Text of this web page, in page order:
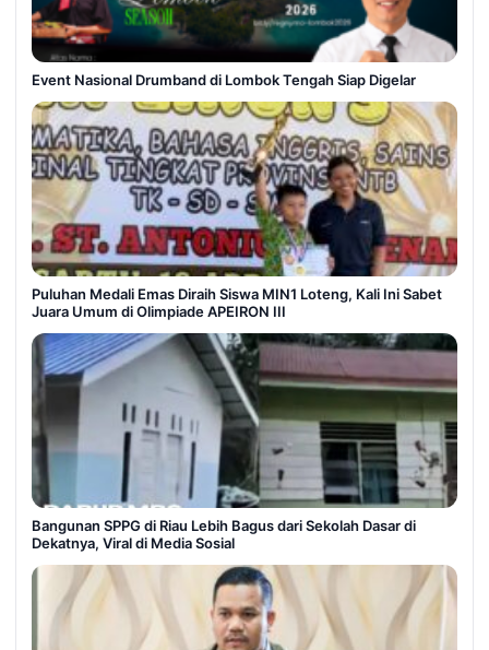
Event Nasional Drumband di Lombok Tengah Siap Digelar
Puluhan Medali Emas Diraih Siswa MIN1 Loteng, Kali Ini Sabet
Juara Umum di Olimpiade APEIRON III
Bangunan SPPG di Riau Lebih Bagus dari Sekolah Dasar di
Dekatnya, Viral di Media Sosial